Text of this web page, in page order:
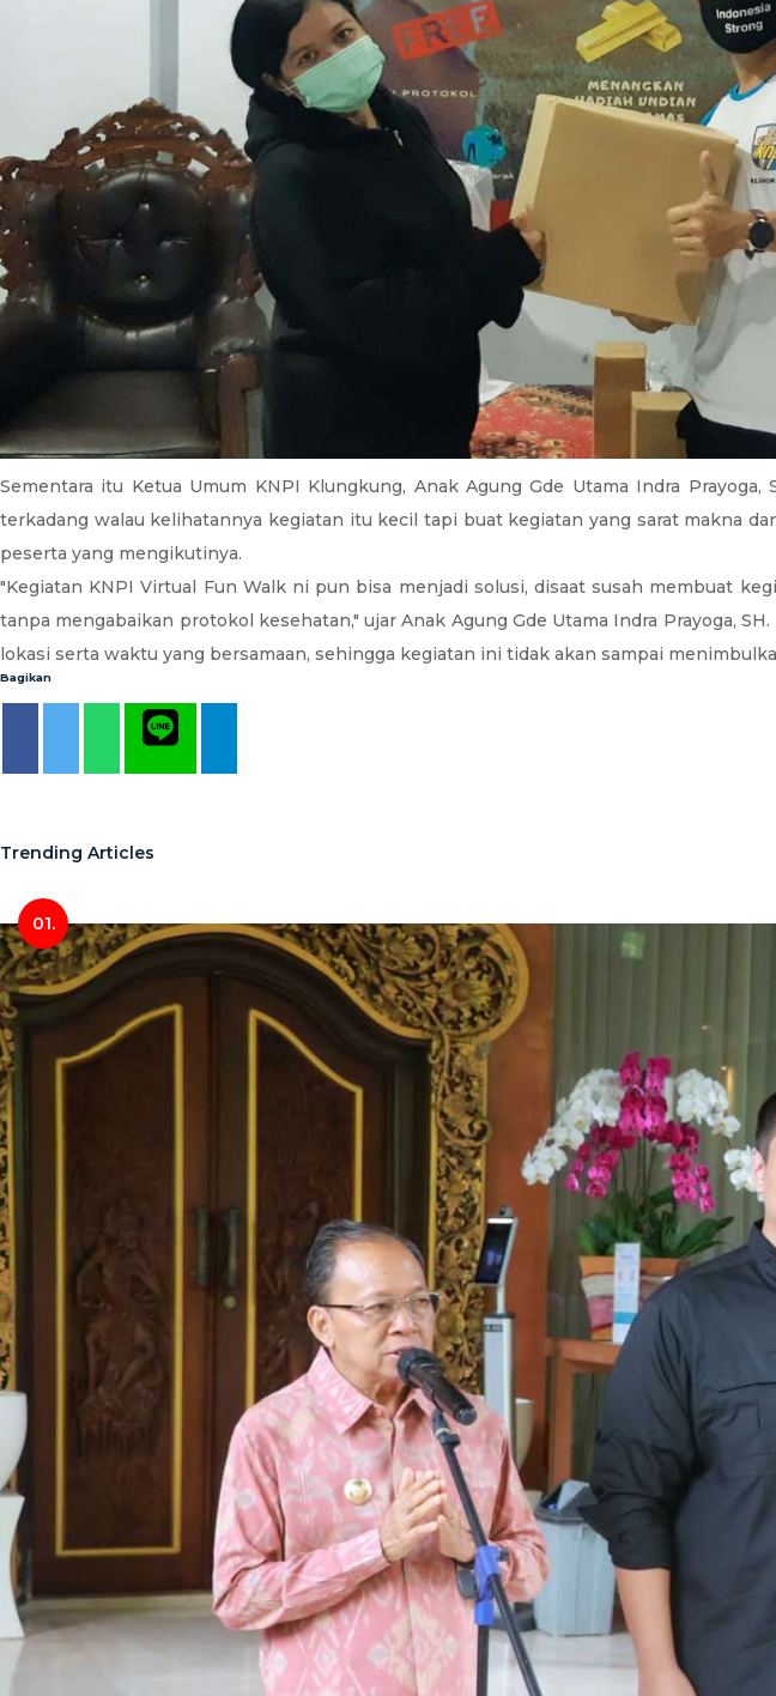
Sementara itu Ketua Umum KNPI Klungkung, Anak Agung Gde Utama Indra
terkadang walau kelihatannya kegiatan itu kecil tapi buat kegiatan yang sarat makna
peserta yang mengikutinya.
"Kegiatan KNPI Virtual Fun Walk ni pun bisa menjadi solusi, disaat susah membuat
tanpa mengabaikan protokol kesehatan," ujar Anak Agung Gde Utama Indra Prayoga,
lokasi serta waktu yang bersamaan, sehingga kegiatan ini tidak akan sampai
Bagikan
Trending Articles
01.